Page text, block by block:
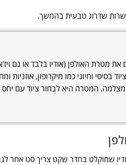
שדרוג טבעית בהמשך.
מטרת האולפן (אודיו בלבד או גם
בסיסי וחיוני כמו מיקרופון,
המטרה היא לבחור ציוד עם
שמוקלט בחדר שקט צריך סט אחר